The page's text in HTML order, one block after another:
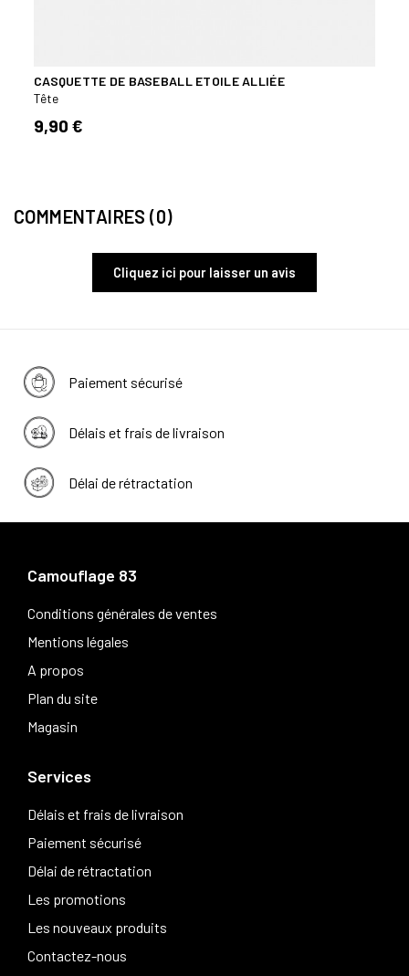
CASQUETTE DE BASEBALL ETOILE ALLIÉE
Tête
9,90 €
COMMENTAIRES (0)
Cliquez ici pour laisser un avis
Paiement sécurisé
Délais et frais de livraison
Délai de rétractation
Camouflage 83
Conditions générales de ventes
Mentions légales
A propos
Plan du site
Magasin
Services
Délais et frais de livraison
Paiement sécurisé
Délai de rétractation
Les promotions
Les nouveaux produits
Contactez-nous